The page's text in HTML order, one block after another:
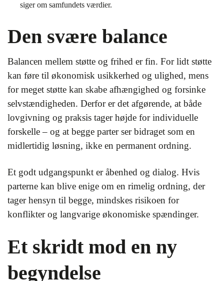
siger om samfundets værdier.
Den svære balance
Balancen mellem støtte og frihed er fin. For lidt støtte
kan føre til økonomisk usikkerhed og ulighed, mens
for meget støtte kan skabe afhængighed og forsinke
selvstændigheden. Derfor er det afgørende, at både
lovgivning og praksis tager højde for individuelle
forskelle – og at begge parter ser bidraget som en
midlertidig løsning, ikke en permanent ordning.
Et godt udgangspunkt er åbenhed og dialog. Hvis
parterne kan blive enige om en rimelig ordning, der
tager hensyn til begge, mindskes risikoen for
konflikter og langvarige økonomiske spændinger.
Et skridt mod en ny
begyndelse